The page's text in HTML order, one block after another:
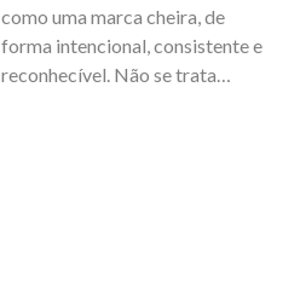
como uma marca cheira, de
forma intencional, consistente e
reconhecível. Não se trata…